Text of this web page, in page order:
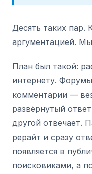
Десять таких пар.
аргументацией.
План был такой:
интернету.
комментарии —
развёрнутый
другой отвечает.
рерайт и сразу
появляется в
поисковиками, а